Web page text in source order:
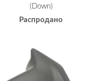
(Down)
Распродано